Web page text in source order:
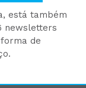
está também
newsletters
de